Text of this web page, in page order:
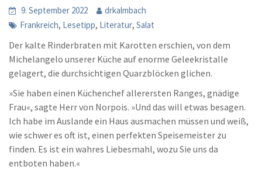
9. September 2022
drkalmbach
Frankreich, Lesetipp, Literatur, Salat
Der kalte Rinderbraten mit Karotten erschien, von dem
Michelangelo unserer Küche auf enorme Geleekristalle
gelagert, die durchsichtigen Quarzblöcken glichen.
»Sie haben einen Küchenchef allerersten Ranges, gnädige
Frau«, sagte Herr von Norpois. »Und das will etwas besagen.
Ich habe im Auslande ein Haus ausmachen müssen und weiß,
wie schwer es oft ist, einen perfekten Speisemeister zu
finden. Es ist ein wahres Liebesmahl, wozu Sie uns da
entboten haben.«